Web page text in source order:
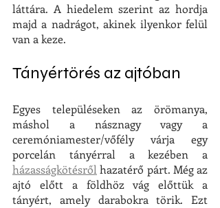
láttára. A hiedelem szerint az hordja
majd a nadrágot, akinek ilyenkor felül
van a keze.
Tányértörés az ajtóban
Egyes településeken az örömanya,
máshol a násznagy vagy a
ceremóniamester/vőfély várja egy
házasságkötésről hazatérő párt. Még az
ajtó előtt a földhöz vág előttük a
tányért, amely darabokra törik. Ezt